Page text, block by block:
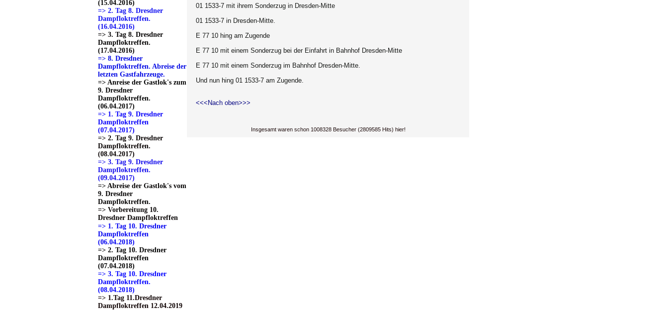
(15.04.2016)
=> 2. Tag 8. Dresdner
Dampfloktreffen.
(16.04.2016)
=> 3. Tag 8. Dresdner
Dampfloktreffen.
(17.04.2016)
=> 8. Dresdner
Dampfloktreffen. Abreise der
letzten Gastfahrzeuge.
=> Anreise der Gastlok's zum
9. Dresdner
Dampfloktreffen.
(06.04.2017)
=> 1. Tag 9. Dresdner
Dampfloktreffen
(07.04.2017)
=> 2. Tag 9. Dresdner
Dampfloktreffen.
(08.04.2017)
=> 3. Tag 9. Dresdner
Dampfloktreffen.
(09.04.2017)
=> Abreise der Gastlok's vom
9. Dresdner
Dampfloktreffen.
=> Vorbereitung 10.
Dresdner Dampfloktreffen
=> 1. Tag 10. Dresdner
Dampfloktreffen
(06.04.2018)
=> 2. Tag 10. Dresdner
Dampfloktreffen
(07.04.2018)
=> 3. Tag 10. Dresdner
Dampfloktreffen.
(08.04.2018)
=> 1.Tag 11.Dresdner
Dampfloktreffen 12.04.2019
01 1533-7 mit ihrem Sonderzug in Dresden-Mitte
01 1533-7 in Dresden-Mitte.
E 77 10 hing am Zugende
E 77 10 mit einem Sonderzug bei der Einfahrt in Bahnhof Dresden-Mitte
E 77 10 mit einem Sonderzug im Bahnhof Dresden-Mitte.
Und nun hing 01 1533-7 am Zugende.
<<<Nach oben>>>
Insgesamt waren schon 1008328 Besucher (2809585 Hits) hier!